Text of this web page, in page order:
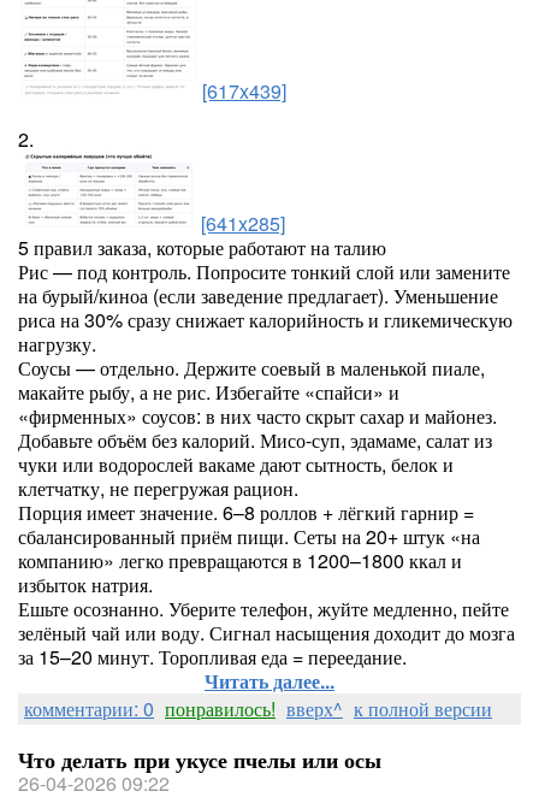
[617x439]
2.
[641x285]
5 правил заказа, которые работают на талию
Рис — под контроль. Попросите тонкий слой или замените
на бурый/киноа (если заведение предлагает). Уменьшение
риса на 30% сразу снижает калорийность и гликемическую
нагрузку.
Соусы — отдельно. Держите соевый в маленькой пиале,
макайте рыбу, а не рис. Избегайте «спайси» и
«фирменных» соусов: в них часто скрыт сахар и майонез.
Добавьте объём без калорий. Мисо-суп, эдамаме, салат из
чуки или водорослей вакаме дают сытность, белок и
клетчатку, не перегружая рацион.
Порция имеет значение. 6–8 роллов + лёгкий гарнир =
сбалансированный приём пищи. Сеты на 20+ штук «на
компанию» легко превращаются в 1200–1800 ккал и
избыток натрия.
Ешьте осознанно. Уберите телефон, жуйте медленно, пейте
зелёный чай или воду. Сигнал насыщения доходит до мозга
за 15–20 минут. Торопливая еда = переедание.
Читать далее...
комментарии: 0 понравилось! вверх^ к полной версии
Что делать при укусе пчелы или осы
26-04-2026 09:22